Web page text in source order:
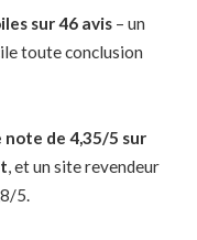
sur 46 avis – un
toute conclusion
note de 4,35/5 sur
, et un site revendeur
5.